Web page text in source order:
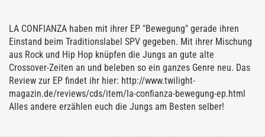
LA CONFIANZA haben mit ihrer EP "Bewegung" gerade ihren
Einstand beim Traditionslabel SPV gegeben. Mit ihrer Mischung
aus Rock und Hip Hop knüpfen die Jungs an gute alte
Crossover-Zeiten an und beleben so ein ganzes Genre neu. Das
Review zur EP findet ihr hier: http://www.twilight-
magazin.de/reviews/cds/item/la-confianza-bewegung-ep.html
Alles andere erzählen euch die Jungs am Besten selber!